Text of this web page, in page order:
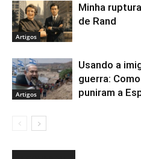
Artigos
Minha
de Rand
Artigos
Usando a
guerra:
puniram a